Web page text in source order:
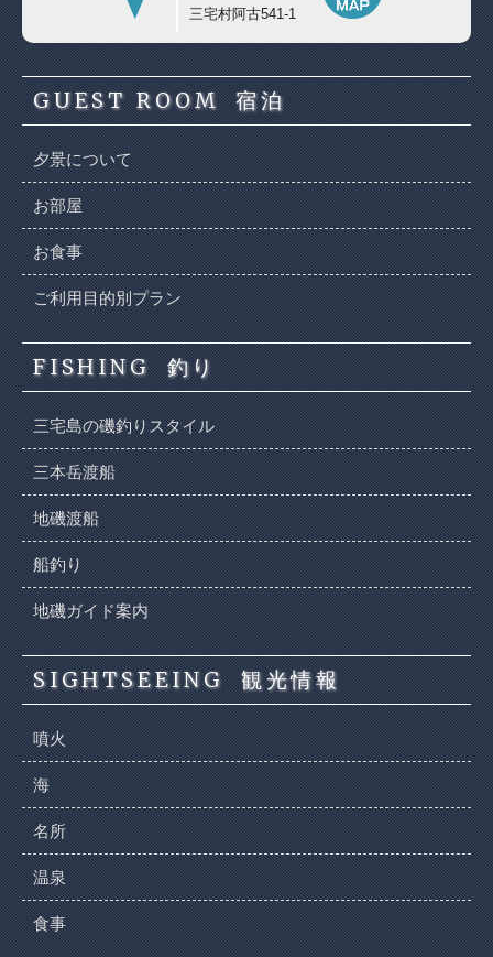
三宅村阿古541-1
GUEST ROOM 宿泊
夕景について
お部屋
お食事
ご利用目的別プラン
FISHING 釣り
三宅島の磯釣りスタイル
三本岳渡船
地磯渡船
船釣り
地磯ガイド案内
SIGHTSEEING 観光情報
噴火
海
名所
温泉
食事